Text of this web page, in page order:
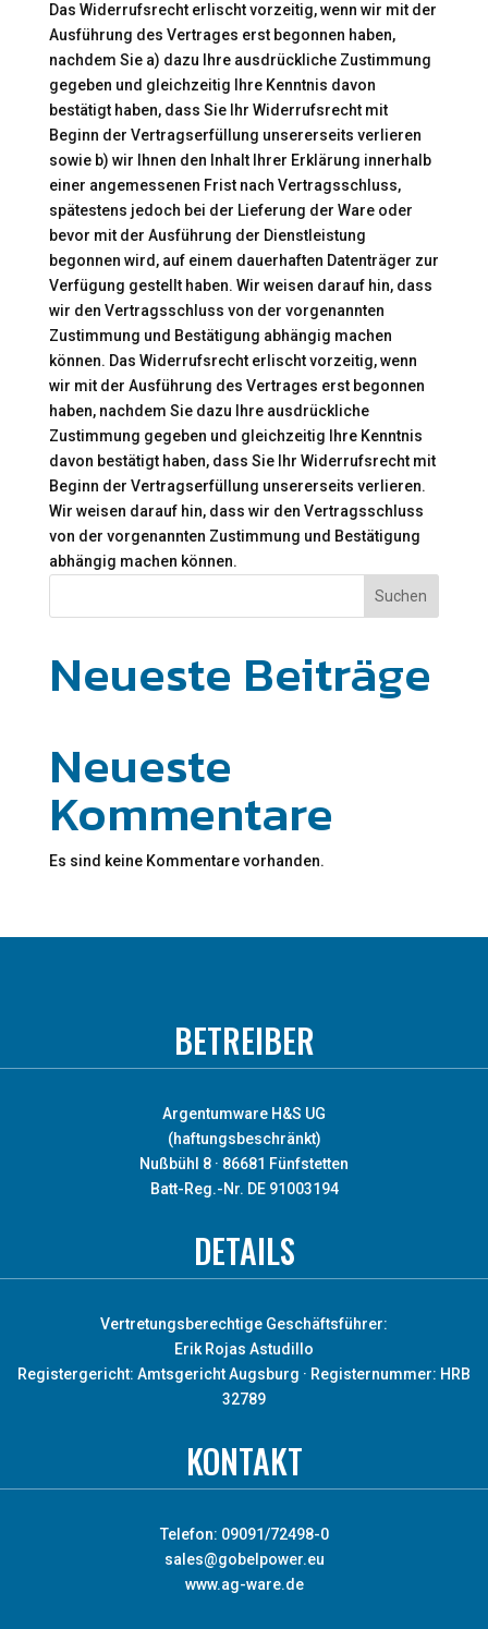
Das Widerrufsrecht erlischt vorzeitig, wenn wir mit der
Ausführung des Vertrages erst begonnen haben,
nachdem Sie a) dazu Ihre ausdrückliche Zustimmung
gegeben und gleichzeitig Ihre Kenntnis davon
bestätigt haben, dass Sie Ihr Widerrufsrecht mit
Beginn der Vertragserfüllung unsererseits verlieren
sowie b) wir Ihnen den Inhalt Ihrer Erklärung innerhalb
einer angemessenen Frist nach Vertragsschluss,
spätestens jedoch bei der Lieferung der Ware oder
bevor mit der Ausführung der Dienstleistung
begonnen wird, auf einem dauerhaften Datenträger zur
Verfügung gestellt haben. Wir weisen darauf hin, dass
wir den Vertragsschluss von der vorgenannten
Zustimmung und Bestätigung abhängig machen
können. Das Widerrufsrecht erlischt vorzeitig, wenn
wir mit der Ausführung des Vertrages erst begonnen
haben, nachdem Sie dazu Ihre ausdrückliche
Zustimmung gegeben und gleichzeitig Ihre Kenntnis
davon bestätigt haben, dass Sie Ihr Widerrufsrecht mit
Beginn der Vertragserfüllung unsererseits verlieren.
Wir weisen darauf hin, dass wir den Vertragsschluss
von der vorgenannten Zustimmung und Bestätigung
abhängig machen können.
Suchen
Neueste Beiträge
Neueste
Kommentare
Es sind keine Kommentare vorhanden.
BETREIBER
Argentumware H&S UG
(haftungsbeschränkt)
Nußbühl 8 · 86681 Fünfstetten
Batt-Reg.-Nr. DE 91003194
DETAILS
Vertretungsberechtige Geschäftsführer:
Erik Rojas Astudillo
Registergericht: Amtsgericht Augsburg · Registernummer: HRB
32789
KONTAKT
Telefon: 09091/72498-0
sales@gobelpower.eu
www.ag-ware.de